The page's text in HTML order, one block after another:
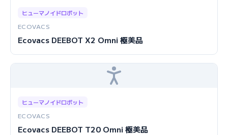
ヒューマノイドロボット
ECOVACS
Ecovacs DEEBOT X2 Omni 極美品
ヒューマノイドロボット
ECOVACS
Ecovacs DEEBOT T20 Omni 極美品